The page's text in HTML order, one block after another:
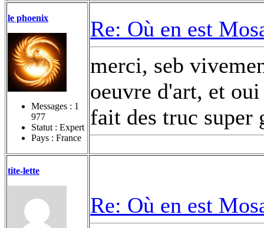
le phoenix
Messages : 1
977
Statut : Expert
Pays : France
Re: Où en est
merci, seb
oeuvre d'art, et
fait des truc
tite-lette
Re: Où en est